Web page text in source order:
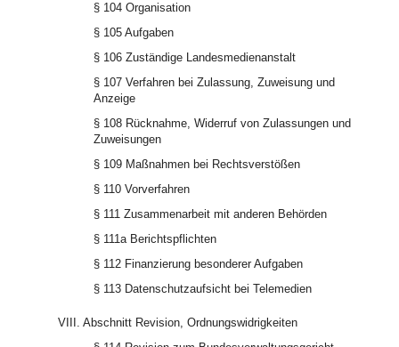
§ 104 Organisation
§ 105 Aufgaben
§ 106 Zuständige Landesmedienanstalt
§ 107 Verfahren bei Zulassung, Zuweisung und
Anzeige
§ 108 Rücknahme, Widerruf von Zulassungen und
Zuweisungen
§ 109 Maßnahmen bei Rechtsverstößen
§ 110 Vorverfahren
§ 111 Zusammenarbeit mit anderen Behörden
§ 111a Berichtspflichten
§ 112 Finanzierung besonderer Aufgaben
§ 113 Datenschutzaufsicht bei Telemedien
VIII. Abschnitt Revision, Ordnungswidrigkeiten